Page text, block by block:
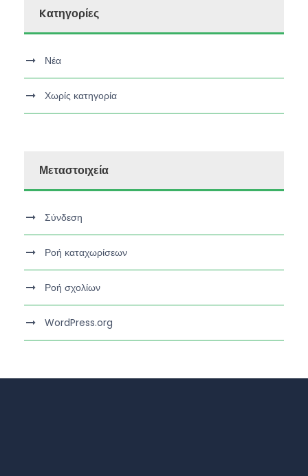
Kατηγορίες
Νέα
Χωρίς κατηγορία
Μεταστοιχεία
Σύνδεση
Ροή καταχωρίσεων
Ροή σχολίων
WordPress.org